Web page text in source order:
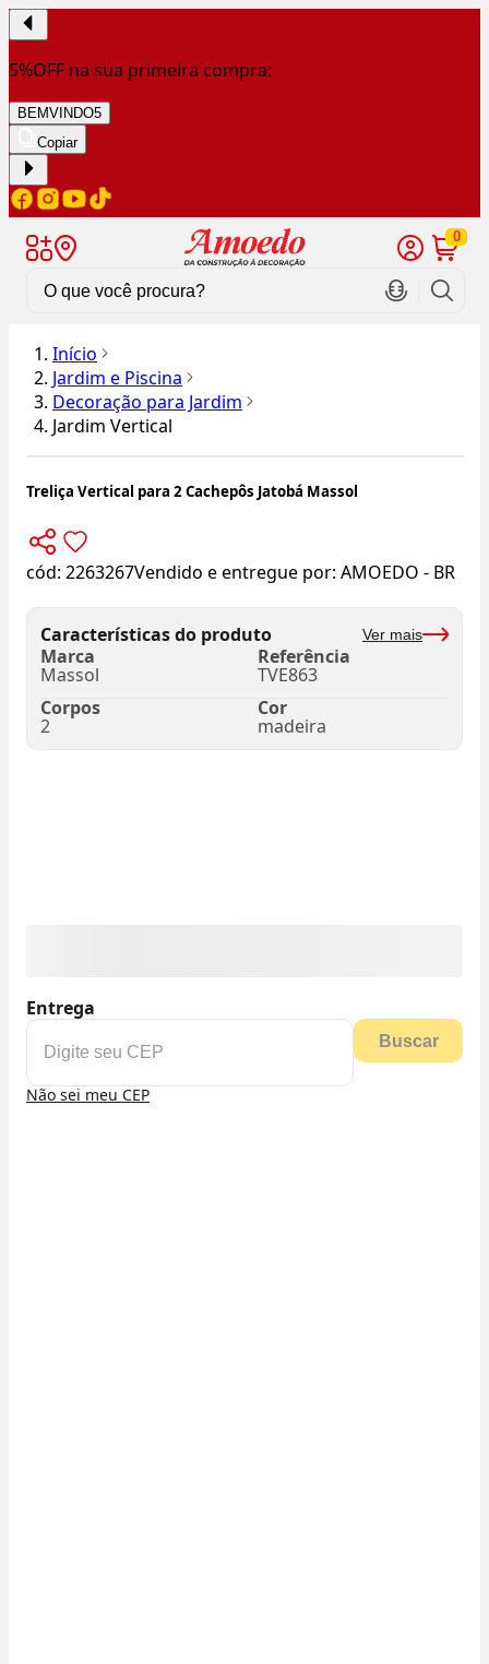
5%OFF na sua primeira compra:
BEMVINDO5
Copiar
0
Início
Jardim e Piscina
Decoração para Jardim
Jardim Vertical
Treliça Vertical para 2 Cachepôs Jatobá Massol
cód: 2263267Vendido e entregue por: AMOEDO - BR
Características do produto Ver mais
Marca
Massol
Referência
TVE863
Corpos
2
Cor
madeira
Entrega
Buscar
Não sei meu CEP